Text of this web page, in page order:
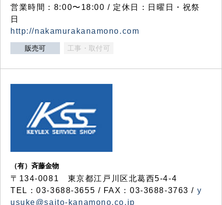
営業時間：8:00〜18:00 / 定休日：日曜日・祝祭
日
http://nakamurakanamono.com
販売可 工事・取付可
（有）斉藤金物
〒134-0081 東京都江戸川区北葛西5-4-4
TEL：03-3688-3655 / FAX：03-3688-3763 / y
usuke@saito-kanamono.co.jp